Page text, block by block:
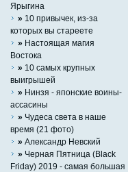
Ярыгина
» 10 привычек, из-за
которых вы стареете
» Настоящая магия
Востока
» 10 самых крупных
выигрышей
» Нинзя - японские воины-
ассасины
» Чудеса света в наше
время (21 фото)
» Александр Невский
» Черная Пятница (Black
Friday) 2019 - самая большая